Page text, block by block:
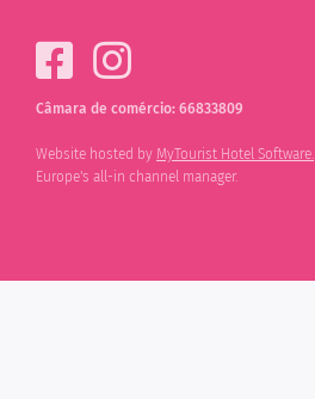
Câmara de comércio: 66833809
Website hosted by MyTourist Hotel Software.
Europe's all-in channel manager.